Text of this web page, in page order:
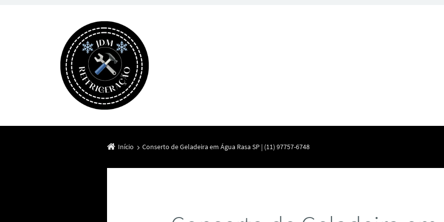
Início Conserto de Geladeira em Água Rasa SP | (11) 97757-6748